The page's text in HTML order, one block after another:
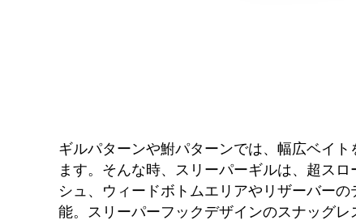
ギルパターンや鮒パターンでは、幅広ベイ
ます。そんな時、スリーパーギルは、超ス
シュ、ウィードボトムエリアやリザーバー
能。スリーパーフックデザインのスナッグ